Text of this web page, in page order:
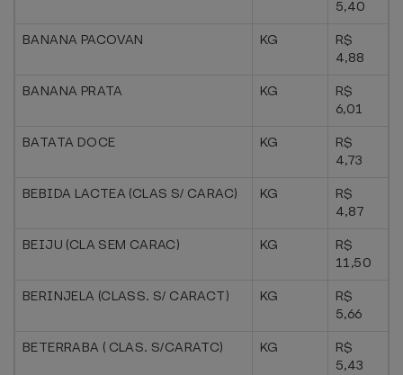
5,40
BANANA PACOVAN
KG
R$
4,88
BANANA PRATA
KG
R$
6,01
BATATA DOCE
KG
R$
4,73
BEBIDA LACTEA (CLAS S/ CARAC)
KG
R$
4,87
BEIJU (CLA SEM CARAC)
KG
R$
11,50
BERINJELA (CLASS. S/ CARACT)
KG
R$
5,66
BETERRABA ( CLAS. S/CARATC)
KG
R$
5,43